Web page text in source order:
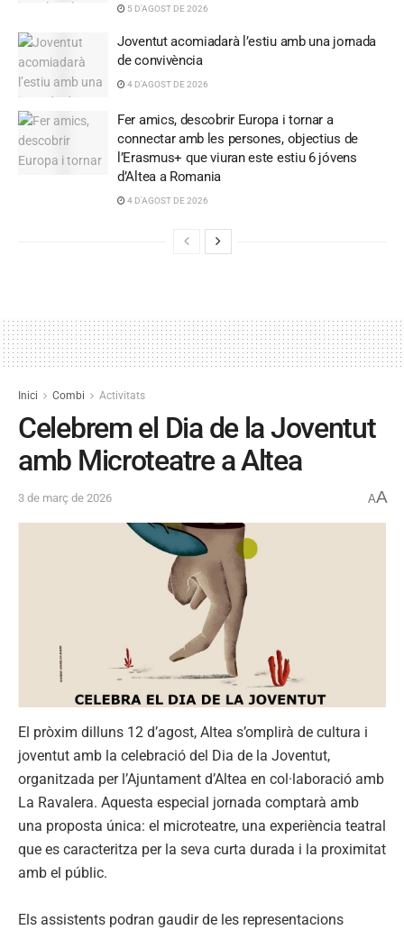
5 D'AGOST DE 2026
Joventut acomiadarà l’estiu amb una jornada
de convivència
4 D'AGOST DE 2026
Fer amics, descobrir Europa i tornar a
connectar amb les persones, objectius de
l’Erasmus+ que viuran este estiu 6 jóvens
d’Altea a Romania
4 D'AGOST DE 2026
Inici Combi Activitats
Celebrem el Dia de la Joventut
amb Microteatre a Altea
3 de març de 2026 AA
El pròxim dilluns 12 d’agost, Altea s’omplirà de cultura i
joventut amb la celebració del Dia de la Joventut,
organitzada per l’Ajuntament d’Altea en col·laboració amb
La Ravalera. Aquesta especial jornada comptarà amb
una proposta única: el microteatre, una experiència teatral
que es caracteritza per la seva curta durada i la proximitat
amb el públic.
Els assistents podran gaudir de les representacions